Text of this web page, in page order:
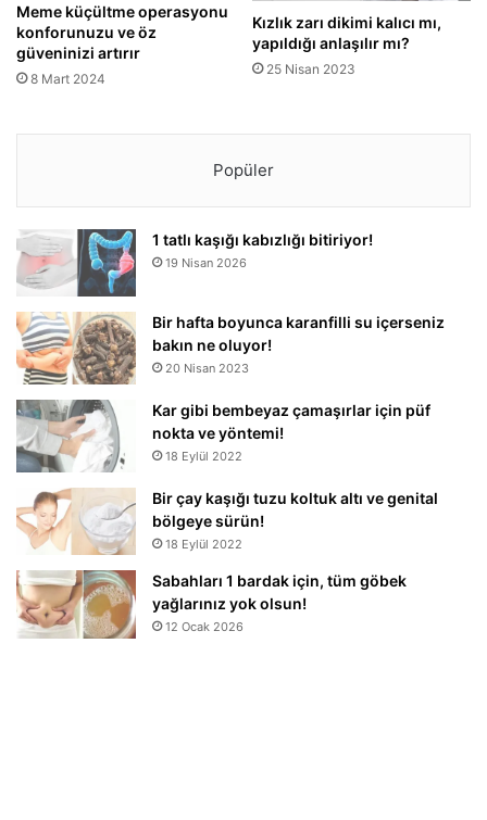
Meme küçültme operasyonu
konforunuzu ve öz
güveninizi artırır
8 Mart 2024
Kızlık zarı dikimi kalıcı mı,
yapıldığı anlaşılır mı?
25 Nisan 2023
Popüler
1 tatlı kaşığı kabızlığı bitiriyor!
19 Nisan 2026
Bir hafta boyunca karanfilli su içerseniz
bakın ne oluyor!
20 Nisan 2023
Kar gibi bembeyaz çamaşırlar için püf
nokta ve yöntemi!
18 Eylül 2022
Bir çay kaşığı tuzu koltuk altı ve genital
bölgeye sürün!
18 Eylül 2022
Sabahları 1 bardak için, tüm göbek
yağlarınız yok olsun!
12 Ocak 2026